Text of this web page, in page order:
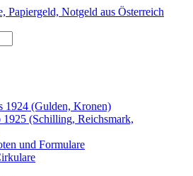
1924 (Gulden, Kronen)
1925 (Schilling, Reichsmark,
und Formulare